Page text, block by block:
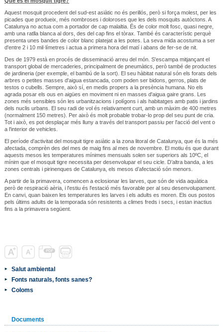
Aquest mosquit procedent del sud-est asiàtic no és perillós, però si força molest, per les
picades que produeix, més nombroses i doloroses que les dels mosquits autòctons. A
Catalunya no actua com a portador de cap malaltia. És de color molt fosc, quasi negre,
amb una ratlla blanca al dors, des del cap fins el tòrax. També és característic perquè
presenta unes bandes de color blanc platejat a les potes. La seva mida acostuma a ser
d'entre 2 i 10 mil·límetres i actua a primera hora del matí i abans de fer-se de nit.
Des de 1979 està en procés de disseminació arreu del món. S'escampa mitjançant el
transport global de mercaderies, principalment de pneumàtics, però també de productes
de jardineria (per exemple, el bambú de la sort). El seu hàbitat natural són els forats dels
arbres o petites masses d'aigua estancada, com poden ser bidons, gerros, plats de
testos o cubells. Sempre, això sí, en medis propers a la presència humana. No els
agrada posar els ous en aigües en moviment ni en masses d'aigua gaire grans. Les
zones més sensibles són les urbanitzacions i polígons i als habitatges amb patis i jardins
dels nuclis urbans. El seu radi de vol és relativament curt, amb un màxim de 400 metres
(normalment 150 metres). Per això és molt probable trobar-lo prop del seu punt de cria.
Tot i això, es pot desplaçar més lluny a través del transport passiu per l'acció del vent o
a l'interior de vehicles.
El període d'activitat del mosquit tigre asiàtic a la zona litoral de Catalunya, que és la més
afectada, comprèn des del mes de maig fins al mes de novembre. El motiu és que durant
aquests mesos les temperatures mínimes mensuals solen ser superiors als 10ºC, el
mínim que el mosquit tigre necessita per desenvolupar el seu cicle. D’altra banda, a les
zones centrals i pirinenques de Catalunya, els mesos d’afectació són menors.
A partir de la primavera, comencen a eclosionar les larves, que són de vida aquàtica
però de respiració aèria, i l'estiu és l'estació més favorable per al seu desenvolupament.
En canvi, quan baixen les temperatures les larves i els adults es moren. Els ous postos
pels últims adults de la temporada són resistents a climes freds i secs, i estan inactius
fins a la primavera següent.
Salut ambiental
Fonts naturals, fonts sanes?
Coloms
Documents